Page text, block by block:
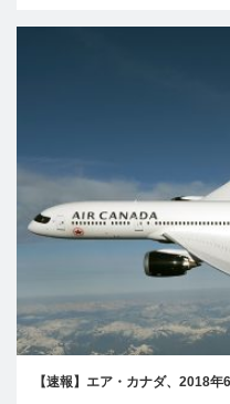
【速報】エア・カナダ、2018